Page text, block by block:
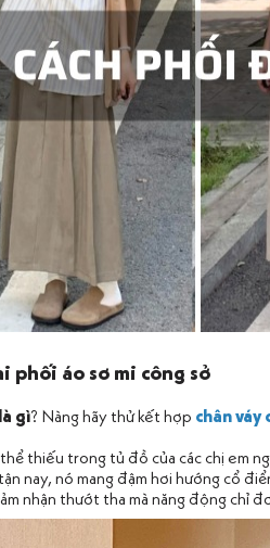
phối áo sơ mi công sở
gì? Nàng hãy thử kết hợp chân váy
thiếu trong tủ đồ của các chị em
nay, nó mang đậm hơi hướng cổ
nhận thướt tha mà năng động chỉ